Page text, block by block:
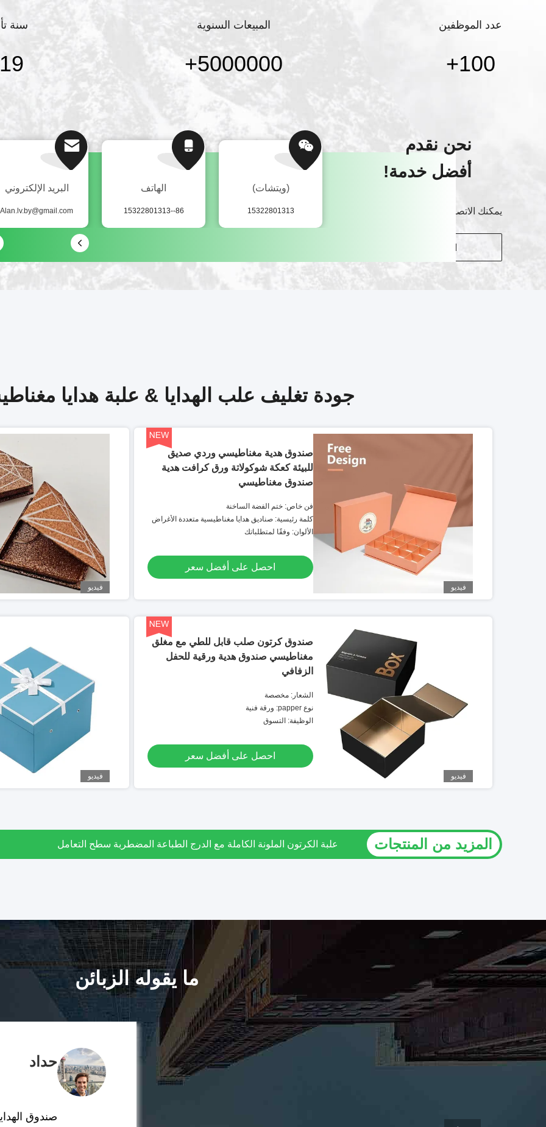
عدد الموظفين
100
+
المبيعات السنوية
5000000
+
سنة
نحن نقدم
أفضل خدمة!
يمكنك الاتصال بنا بطرق مختلفة
(ويتشات)
15322801313
الهاتف
86--15322801313
البريد الإلكتروني
Alan.lv.by@gmail.com
جودة تغليف علب الهدايا & علبة هدايا
فيديو
صندوق هدية مغناطيسي وردي صديق
للبيئة كعكة شوكولاتة ورق كرافت هدية
صندوق مغناطيسي
فن خاص: ختم الفضة الساخنة
كلمة رئيسية: صناديق هدايا مغناطيسية متعددة الأغراض
الألوان: وفقًا لمتطلباتك
احصل على أفضل سعر
فيديو
فيديو
صندوق كرتون صلب قابل للطي مع مغلق
مغناطيسي صندوق هدية ورقية للحفل
الزفافي
الشعار: مخصصة
نوع papper: ورقة فنية
الوظيفة: التسوق
احصل على أفضل سعر
فيديو
المزيد من المنتجات الصف الغذائي ورق الكرافت مربع أنبوب مربع للشاي القهوة زهرة هدية التعبئة
ما يقوله الزبائن
حداد
صندوق